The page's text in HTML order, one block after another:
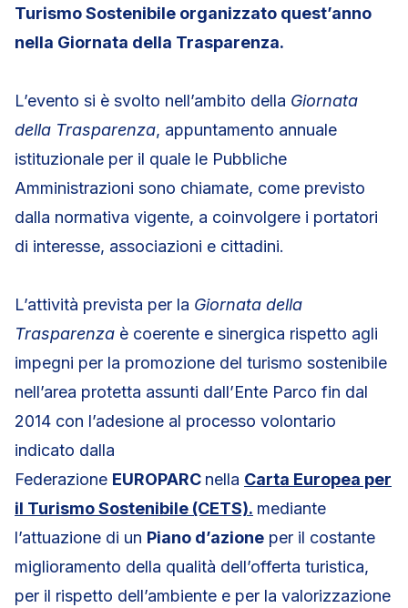
Turismo Sostenibile organizzato quest’anno
nella Giornata della Trasparenza.
L’evento si è svolto nell’ambito della Giornata
della Trasparenza, appuntamento annuale
istituzionale per il quale le Pubbliche
Amministrazioni sono chiamate, come previsto
dalla normativa vigente, a coinvolgere i portatori
di interesse, associazioni e cittadini.
L’attività prevista per la Giornata della
Trasparenza è coerente e sinergica rispetto agli
impegni per la promozione del turismo sostenibile
nell’area protetta assunti dall’Ente Parco fin dal
2014 con l’adesione al processo volontario
indicato dalla
Federazione EUROPARC nella Carta Europea per
il Turismo Sostenibile (CETS). mediante
l’attuazione di un Piano d’azione per il costante
miglioramento della qualità dell’offerta turistica,
per il rispetto dell’ambiente e per la valorizzazione